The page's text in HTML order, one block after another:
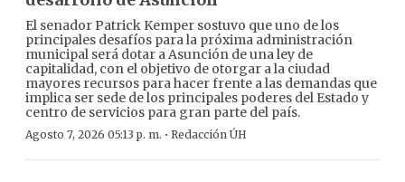
El senador Patrick Kemper sostuvo que uno de los
principales desafíos para la próxima administración
municipal será dotar a Asunción de una ley de
capitalidad, con el objetivo de otorgar a la ciudad
mayores recursos para hacer frente a las demandas que
implica ser sede de los principales poderes del Estado y
centro de servicios para gran parte del país.
Agosto 7, 2026 05:13 p. m. · Redacción ÚH